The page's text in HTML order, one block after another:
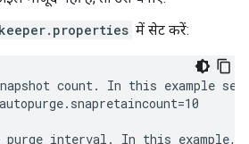
में सेट करें:
count. In this example
purge interval. In this example,